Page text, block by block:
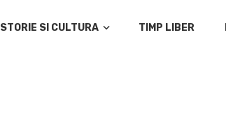
ISTORIE SI CULTURA TIMP LIBER